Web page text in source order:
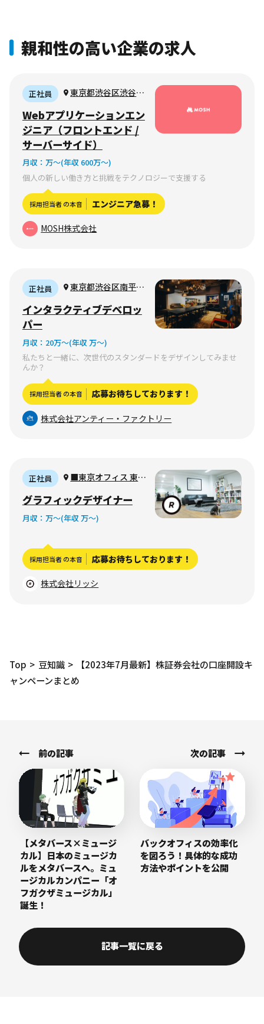
親和性の高い企業の求人
正社員
東京都渋谷区渋谷2-
907（フルリモート
可）
Webアプリケーションエン
ジニア（フロントエンド /
サーバーサイド）
月収： 万〜(年収 600万〜)
個人の新しい働き方と挑戦をテクノロジーで支援する
採用担当者 の本音 エンジニア急募！
MOSH株式会社
正社員
東京都渋谷区南平台
町17-13 ヴァンヴェー
ル南平台 2F
インタラクティブデベロッ
パー
月収： 20万〜(年収 万〜)
私たちと一緒に、次世代のスタンダードをデザインしてみませ
んか？
採用担当者 の本音 応募お待ちしております！
株式会社アンティー・ファクトリー
正社員
■東京オフィス 東京
フィス 大阪市中央区船
越町
グラフィックデザイナー
月収： 万〜(年収 万〜)
採用担当者 の本音 応募お待ちしております！
株式会社リッシ
Top 豆知識
【2023年7月最新】株証券会社の口座開設キ
ャンペーンまとめ
前の記事
【メタバース×ミュージ
カル】日本のミュージカ
ルをメタバースへ。ミュ
ージカルカンパニー「オ
フガクザミュージカル」
誕生！
次の記事
バックオフィスの効率化
を図ろう！具体的な成功
方法やポイントを公開
記事一覧に戻る